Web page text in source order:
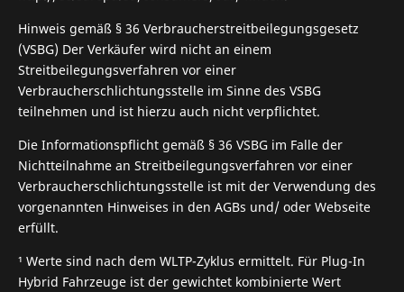
Hinweis gemäß § 36 Verbraucherstreitbeilegungsgesetz
(VSBG) Der Verkäufer wird nicht an einem
Streitbeilegungsverfahren vor einer
Verbraucherschlichtungsstelle im Sinne des VSBG
teilnehmen und ist hierzu auch nicht verpflichtet.
Die Informationspflicht gemäß § 36 VSBG im Falle der
Nichtteilnahme an Streitbeilegungsverfahren vor einer
Verbraucherschlichtungsstelle ist mit der Verwendung des
vorgenannten Hinweises in den AGBs und/ oder Webseite
erfüllt.
¹ Werte sind nach dem WLTP-Zyklus ermittelt. Für Plug-In
Hybrid Fahrzeuge ist der gewichtet kombinierte Wert